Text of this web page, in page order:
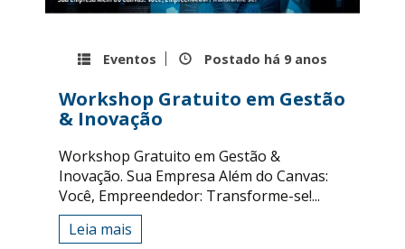
Eventos Postado há 9 anos
Workshop Gratuito em Gestão
& Inovação
Workshop Gratuito em Gestão &
Inovação. Sua Empresa Além do Canvas:
Você, Empreendedor: Transforme-se!...
Leia mais